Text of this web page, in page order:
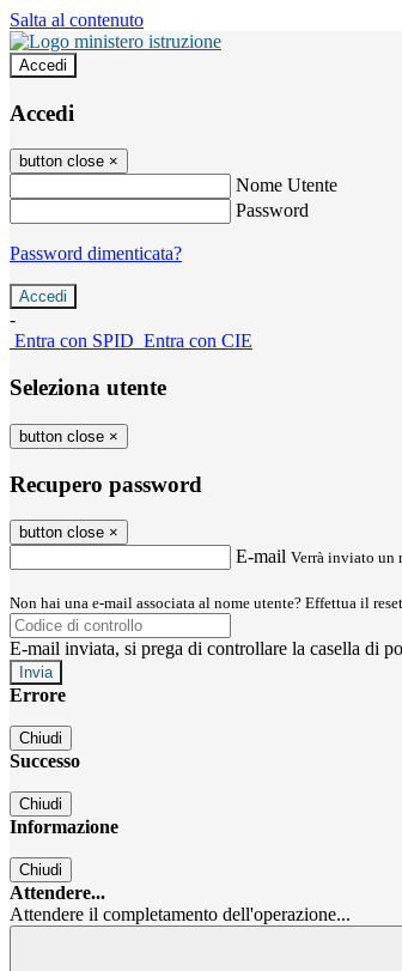
Salta al contenuto
Accedi
Accedi
button close ×
Nome Utente
Password
Password dimenticata?
-
Entra con SPID Entra con CIE
Seleziona utente
button close ×
Recupero password
button close ×
E-mail Verrà inviato un
Non hai una e-mail associata al nome utente? Effettua il
E-mail inviata, si prega di controllare la casella di
Errore
Chiudi
Successo
Chiudi
Informazione
Chiudi
Attendere...
Attendere il completamento dell'operazione...